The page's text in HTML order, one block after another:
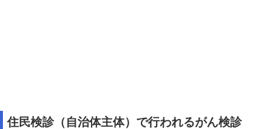
住民検診（自治体主体）で行われるがん検診